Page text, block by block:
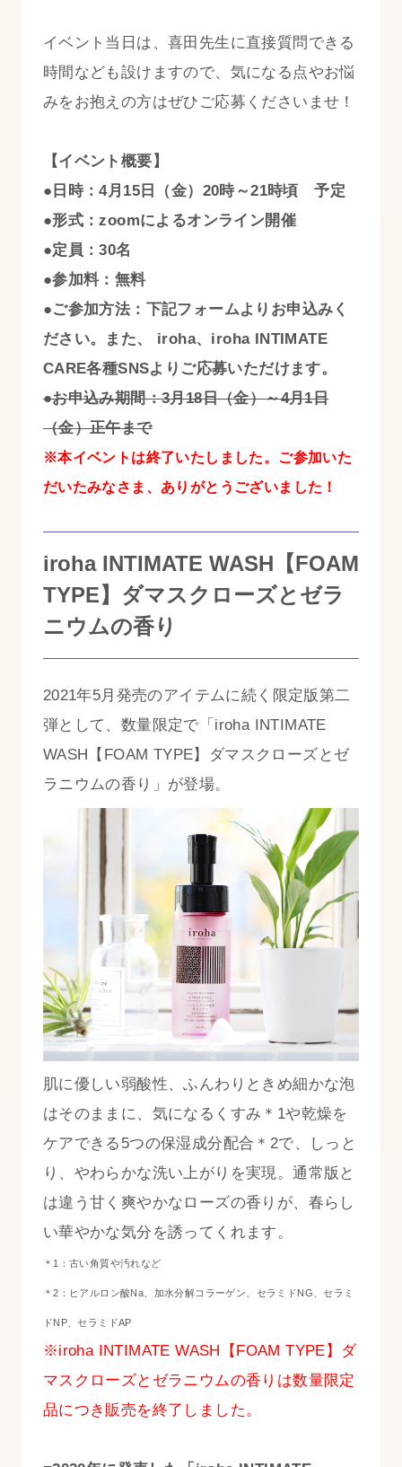
イベント当日は、喜田先生に直接質問できる
時間なども設けますので、気になる点やお悩
みをお抱えの方はぜひご応募くださいませ！
【イベント概要】
●日時：4月15日（金）20時～21時頃 予定
●形式：zoomによるオンライン開催
●定員：30名
●参加料：無料
●ご参加方法：下記フォームよりお申込みく
ださい。また、 iroha、iroha INTIMATE
CARE各種SNSよりご応募いただけます。
●お申込み期間：3月18日（金）～4月1日
（金）正午まで
※本イベントは終了いたしました。ご参加いた
だいたみなさま、ありがとうございました！
iroha INTIMATE WASH【FOAM
TYPE】ダマスクローズとゼラ
ニウムの香り
2021年5月発売のアイテムに続く限定版第二
弾として、数量限定で 「 iroha INTIMATE
WASH【 FOAM TYPE】
ダマスクローズとゼ
ラニウムの香り」 が登場。
肌に優しい弱酸性、ふんわりときめ細かな泡
はそのままに、気になるくすみ＊1や乾燥を
ケアできる5つの保湿成分配合＊2で、しっと
り、やわらかな洗い上がりを実現。通常版と
は違う甘く爽やかなローズの香りが、春らし
い華やかな気分を誘ってくれます。
＊1：古い角質や汚れなど
＊2：ヒアルロン酸Na、加水分解コラーゲン、セラミドNG、セラミ
ドNP、セラミドAP
※iroha INTIMATE WASH【FOAM TYPE】ダ
マスクローズとゼラニウムの香りは数量限定
品につき販売を終了しました。